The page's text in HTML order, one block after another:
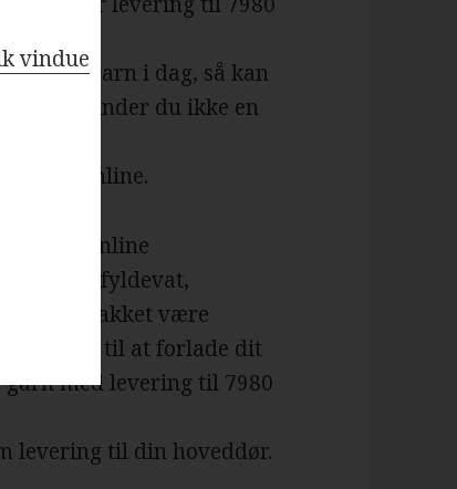
du garn i dag, så kan
Finder du ikke en
handle online.
hos online
fyldevat,
Takket være
tvunget til at forlade dit
med levering til 7980
levering til din hoveddør.
vindue